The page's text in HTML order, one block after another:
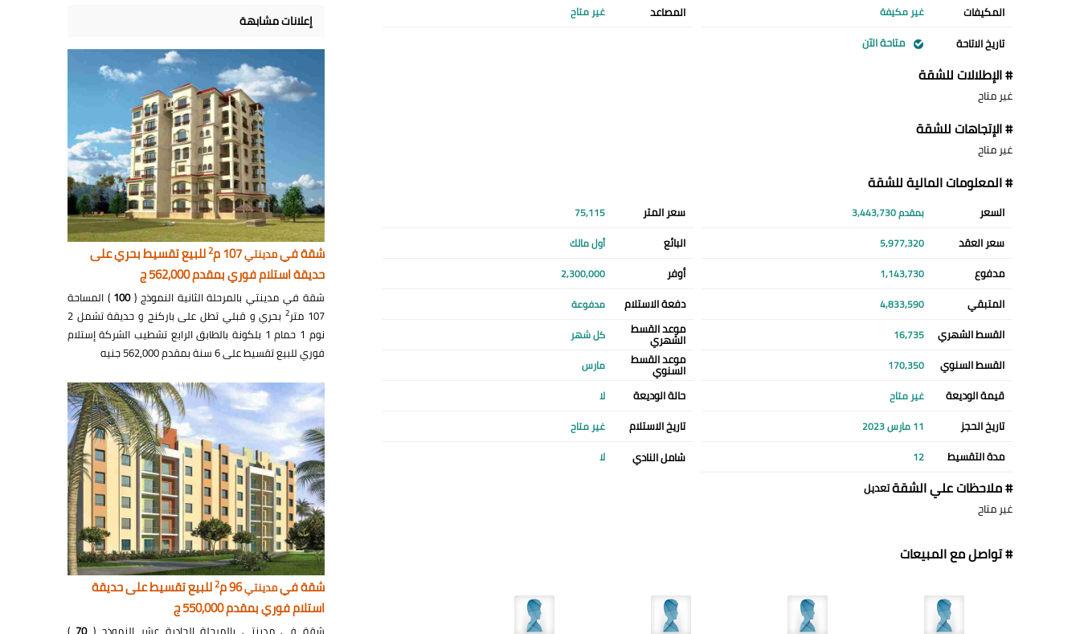
المكيفات غير مكيفة المصاعد غير متاح
تاريخ الاتاحة متاحة الآن
# الإطلالات للشقة
غير متاح
# الإتجاهات للشقة
غير متاح
# المعلومات المالية للشقة
السعر بمقدم 3,443,730 سعر المتر 75,115
سعر العقد 5,977,320 البائع أول مالك
مدفوع 1,143,730 أوفر 2,300,000
المتبقي 4,833,590 دفعة الاستلام مدفوعة
القسط الشهري 16,735 موعد القسط
الشهري كل شهر
القسط السنوي 170,350 موعد القسط
السنوي مارس
قيمة الوديعة غير متاح حالة الوديعة لا
تاريخ الحجز 11 مارس 2023 تاريخ الاستلام غير متاح
مدة التقسيط 12 شامل النادي لا
# ملاحظات علي الشقةتعديل
غير متاح
# تواصل مع المبيعات
إعلانات مشابهة
شقة فيمدينتي107 م 2للبيع تقسيط بحري على
حديقة استلام فوري بمقدم 562,000 ج
شقة في مدينتي بالمرحلة الثانية النموذج (100 ) المساحة
107 متر
2
بحري و قبلي تطل على باركنج و حديقة تشمل 2
نوم 1 حمام 1 بلكونة بالطابق الرابع تشطيب الشركة إستلام
فوري للبيع تقسيط على 6 سنة بمقدم 562,000 جنيه
شقة فيمدينتي96 م 2للبيع تقسيط على حديقة
استلام فوري بمقدم 550,000 ج